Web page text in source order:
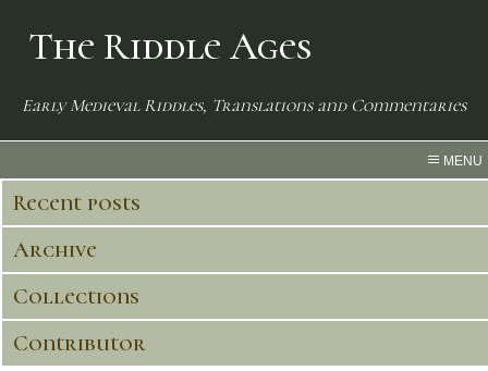
The Riddle Ages
Early Medieval Riddles, Translations and Commentaries
MENU
Recent posts
Archive
Collections
Contributor